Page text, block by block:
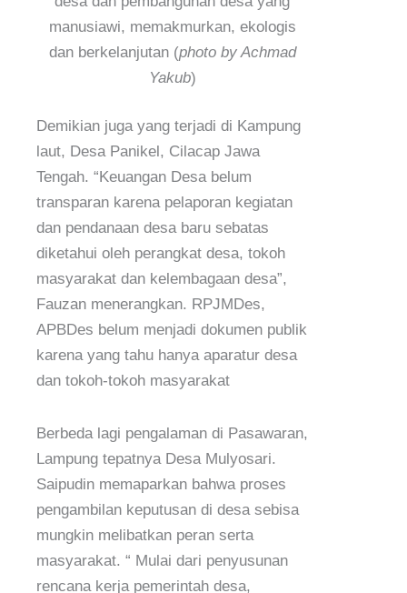
manusiawi, memakmurkan, ekologis
dan berkelanjutan (photo by Achmad
Yakub)
Demikian juga yang terjadi di Kampung
laut, Desa Panikel, Cilacap Jawa
Tengah. “Keuangan Desa belum
transparan karena pelaporan kegiatan
dan pendanaan desa baru sebatas
diketahui oleh perangkat desa, tokoh
masyarakat dan kelembagaan desa”,
Fauzan menerangkan. RPJMDes,
APBDes belum menjadi dokumen publik
karena yang tahu hanya aparatur desa
dan tokoh-tokoh masyarakat
Berbeda lagi pengalaman di Pasawaran,
Lampung tepatnya Desa Mulyosari.
Saipudin memaparkan bahwa proses
pengambilan keputusan di desa sebisa
mungkin melibatkan peran serta
masyarakat. “ Mulai dari penyusunan
rencana kerja pemerintah desa,